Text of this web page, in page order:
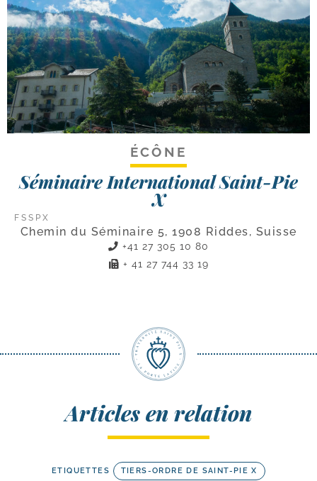
ÉCÔNE
Séminaire International Saint-Pie
X
FSSPX
Chemin du Séminaire 5, 1908 Riddes, Suisse
+41 27 305 10 80
+ 41 27 744 33 19
Articles en relation
ETIQUETTES TIERS-ORDRE DE SAINT-PIE X